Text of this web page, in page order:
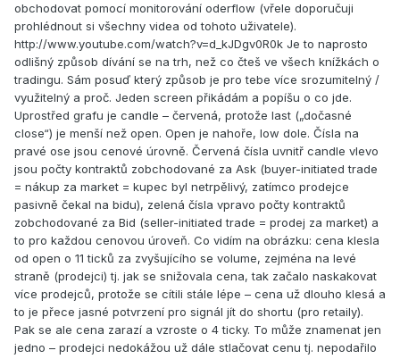
obchodovat pomocí monitorování oderflow (vřele doporučuji
prohlédnout si všechny videa od tohoto uživatele).
http://www.youtube.com/watch?v=d_kJDgv0R0k Je to naprosto
odlišný způsob dívání se na trh, než co čteš ve všech knížkách o
tradingu. Sám posuď který způsob je pro tebe více srozumitelný /
využitelný a proč. Jeden screen přikádám a popíšu o co jde.
Uprostřed grafu je candle – červená, protože last („dočasné
close“) je menší než open. Open je nahoře, low dole. Čísla na
pravé ose jsou cenové úrovně. Červená čísla uvnitř candle vlevo
jsou počty kontraktů zobchodované za Ask (buyer-initiated trade
= nákup za market = kupec byl netrpělivý, zatímco prodejce
pasivně čekal na bidu), zelená čísla vpravo počty kontraktů
zobchodované za Bid (seller-initiated trade = prodej za market) a
to pro každou cenovou úroveň. Co vidím na obrázku: cena klesla
od open o 11 ticků za zvyšujícího se volume, zejména na levé
straně (prodejci) tj. jak se snižovala cena, tak začalo naskakovat
více prodejců, protože se cítili stále lépe – cena už dlouho klesá a
to je přece jasné potvrzení pro signál jít do shortu (pro retaily).
Pak se ale cena zarazí a vzroste o 4 ticky. To může znamenat jen
jedno – prodejci nedokážou už dále stlačovat cenu tj. nepodařilo